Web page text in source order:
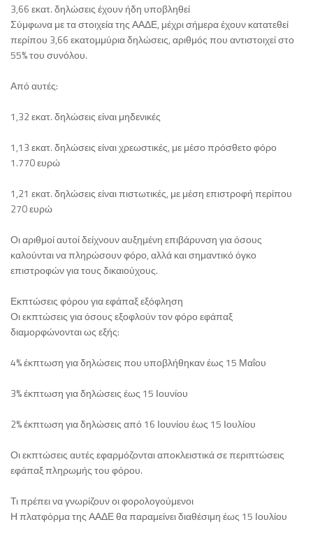
3,66 εκατ. δηλώσεις έχουν ήδη υποβληθεί
Σύμφωνα με τα στοιχεία της ΑΑΔΕ, μέχρι σήμερα έχουν κατατεθεί
περίπου 3,66 εκατομμύρια δηλώσεις, αριθμός που αντιστοιχεί στο
55% του συνόλου.
Από αυτές:
1,32 εκατ. δηλώσεις είναι μηδενικές
1,13 εκατ. δηλώσεις είναι χρεωστικές, με μέσο πρόσθετο φόρο
1.770 ευρώ
1,21 εκατ. δηλώσεις είναι πιστωτικές, με μέση επιστροφή περίπου
270 ευρώ
Οι αριθμοί αυτοί δείχνουν αυξημένη επιβάρυνση για όσους
καλούνται να πληρώσουν φόρο, αλλά και σημαντικό όγκο
επιστροφών για τους δικαιούχους.
Εκπτώσεις φόρου για εφάπαξ εξόφληση
Οι εκπτώσεις για όσους εξοφλούν τον φόρο εφάπαξ
διαμορφώνονται ως εξής:
4% έκπτωση για δηλώσεις που υποβλήθηκαν έως 15 Μαΐου
3% έκπτωση για δηλώσεις έως 15 Ιουνίου
2% έκπτωση για δηλώσεις από 16 Ιουνίου έως 15 Ιουλίου
Οι εκπτώσεις αυτές εφαρμόζονται αποκλειστικά σε περιπτώσεις
εφάπαξ πληρωμής του φόρου.
Τι πρέπει να γνωρίζουν οι φορολογούμενοι
Η πλατφόρμα της ΑΑΔΕ θα παραμείνει διαθέσιμη έως 15 Ιουλίου